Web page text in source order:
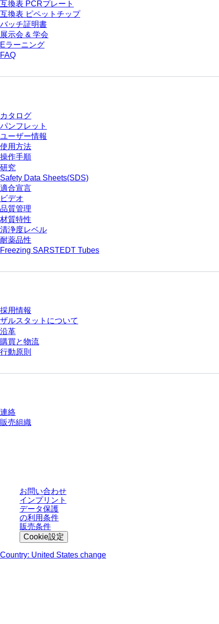
互換表 PCRプレート
互換表 ピペットチップ
バッチ証明書
展示会 & 学会
Eラーニング
FAQ
カタログ
パンフレット
ユーザー情報
使用方法
操作手順
研究
Safety Data Sheets(SDS)
適合宣言
ビデオ
品質管理
材質特性
清浄度レベル
耐薬品性
Freezing SARSTEDT Tubes
採用情報
ザルスタットについて
沿革
購買と物流
行動原則
連絡
販売組織
お問い合わせ
インプリント
データ保護
の利用条件
販売条件
Cookie設定
Country: United States change